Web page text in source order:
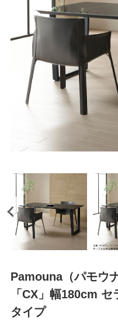
Pamouna（パモウ
「CX」幅180cm
タイプ